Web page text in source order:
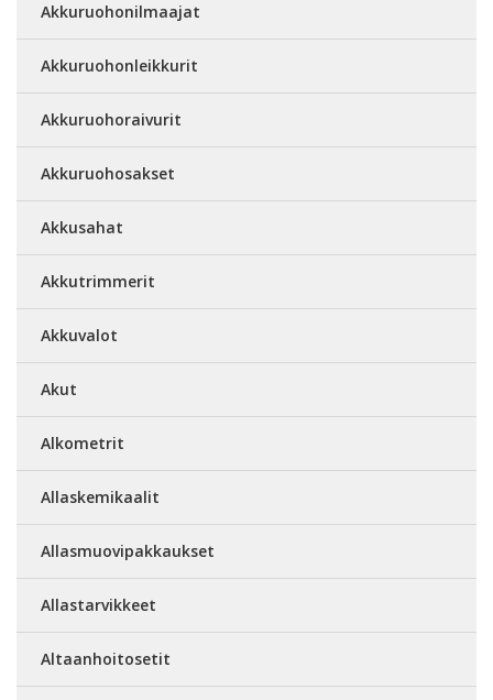
Akkuruohonilmaajat
Akkuruohonleikkurit
Akkuruohoraivurit
Akkuruohosakset
Akkusahat
Akkutrimmerit
Akkuvalot
Akut
Alkometrit
Allaskemikaalit
Allasmuovipakkaukset
Allastarvikkeet
Altaanhoitosetit